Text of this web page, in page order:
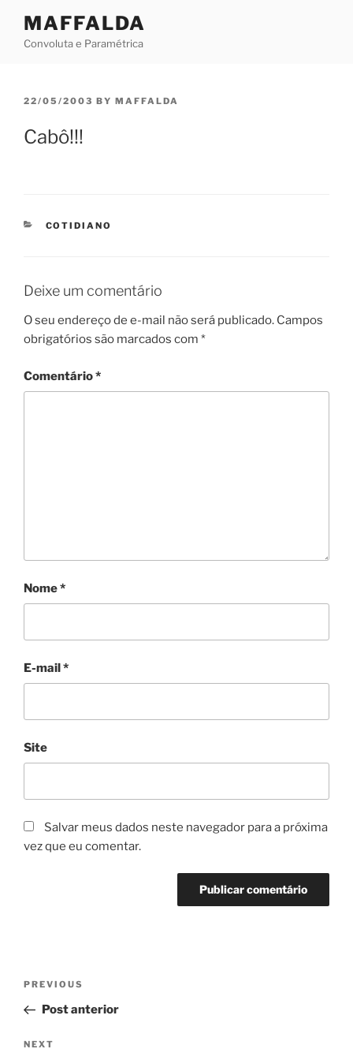
content
MAFFALDA
Convoluta e Paramétrica
POSTED
22/05/2003 BY MAFFALDA
Cabô!!!
CATEGORIES
COTIDIANO
Deixe um comentário
O seu endereço de e-mail não será publicado. Campos
obrigatórios são marcados com *
Comentário*
Nome*
E-mail*
Site
Salvar meus dados neste navegador para a próxima
vez que eu comentar.
Navegação
Post
Previous
Post
PREVIOUS
Post anterior
Next
NEXT